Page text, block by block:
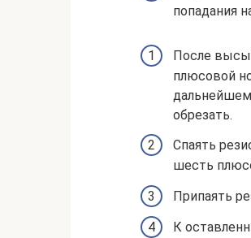
попадания
После
плюсовой
обрезать.
Спаять
шесть
Припаять
К